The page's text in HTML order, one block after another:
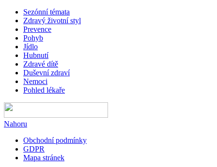
Sezónní témata
Zdravý životní styl
Prevence
Pohyb
Jídlo
Hubnutí
Zdravé dítě
Duševní zdraví
Nemoci
Pohled lékaře
Nahoru
Obchodní podmínky
GDPR
Mapa stránek